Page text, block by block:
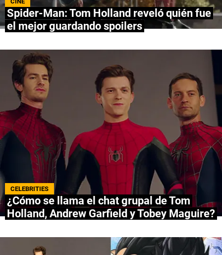
NETFLIX
APPLE TV+
MÚSICA
CELEBRITIES
PASATIEMPOS
INFLUENCERS
SPOILER US
QUIENES SOMOS CONTACTO
Spider-Man: Tom Holland reveló quién fue
el mejor guardando spoilers
CELEBRITIES
¿Cómo se llama el chat grupal de Tom
Holland, Andrew Garfield y Tobey Maguire?